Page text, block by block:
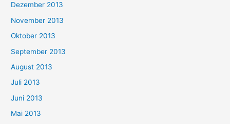
Dezember 2013
November 2013
Oktober 2013
September 2013
August 2013
Juli 2013
Juni 2013
Mai 2013